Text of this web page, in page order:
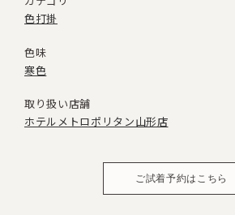
色打掛
色味
寒色
取り扱い店舗
ホテルメトロポリタン山形店
ご試着予約はこちら